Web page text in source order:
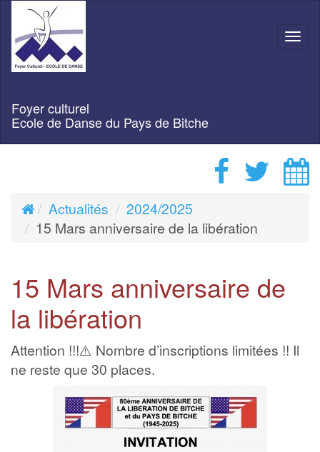
Foyer culturel
Ecole de Danse du Pays de Bitche
Actualités
2024/2025
15 Mars anniversaire de la libération
15 Mars anniversaire de
la libération
Attention !!!⚠️ Nombre d’inscriptions limitées !! Il
ne reste que 30 places.